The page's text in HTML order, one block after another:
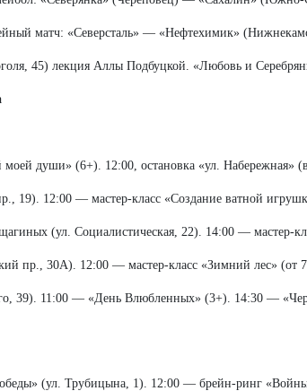
матч: «Северсталь» — «Нефтехимик»
45) лекция Аллы Подбуцкой. «Любовь и
моей души» (6+). 12:00, остановка «ул. Набережная» (в
19). 12:00 — мастер-класс «Создание ватной
(ул. Социалистическая, 22). 14:00 — мастер-
пр., 30А). 12:00 — мастер-класс «Зимний лес» (от
39). 11:00 — «День Влюбленных» (3+). 14:30 —
(ул. Трубицына, 1). 12:00 — брейн-ринг «Войны